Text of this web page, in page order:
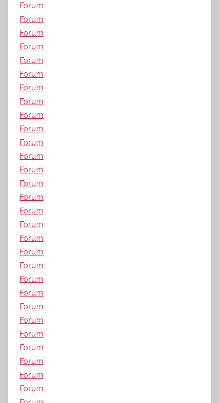
Forum
Forum
Forum
Forum
Forum
Forum
Forum
Forum
Forum
Forum
Forum
Forum
Forum
Forum
Forum
Forum
Forum
Forum
Forum
Forum
Forum
Forum
Forum
Forum
Forum
Forum
Forum
Forum
Forum